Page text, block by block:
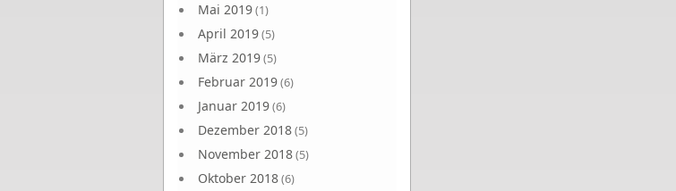
Mai 2019(1)
April 2019(5)
März 2019(5)
Februar 2019(6)
Januar 2019(6)
Dezember 2018(5)
November 2018(5)
Oktober 2018(6)